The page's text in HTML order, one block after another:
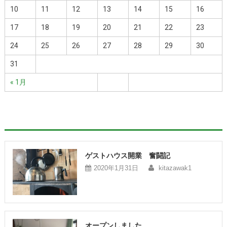
« 1月
10 11 12 13 14 15 16
17 18 19 20 21 22 23
24 25 26 27 28 29 30
31
ゲストハウス開業 奮闘記
2020年1月31日 kitazawak1
オープンしました